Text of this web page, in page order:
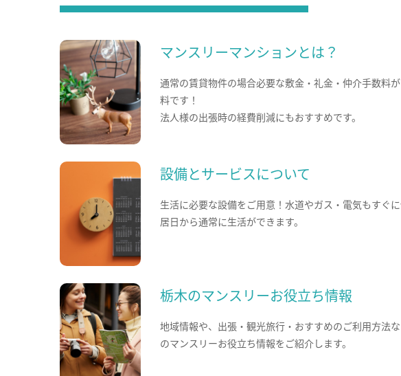
マンスリーマンションとは？
通常の賃貸物件の場合必要な敷金・礼金・仲介手数料
料です！
法人様の出張時の経費削減にもおすすめです。
設備とサービスについて
生活に必要な設備をご用意！水道やガス・電気もすぐ
居日から通常に生活ができます。
栃木のマンスリーお役立ち情報
地域情報や、出張・観光旅行・おすすめのご利用方法
のマンスリーお役立ち情報をご紹介します。